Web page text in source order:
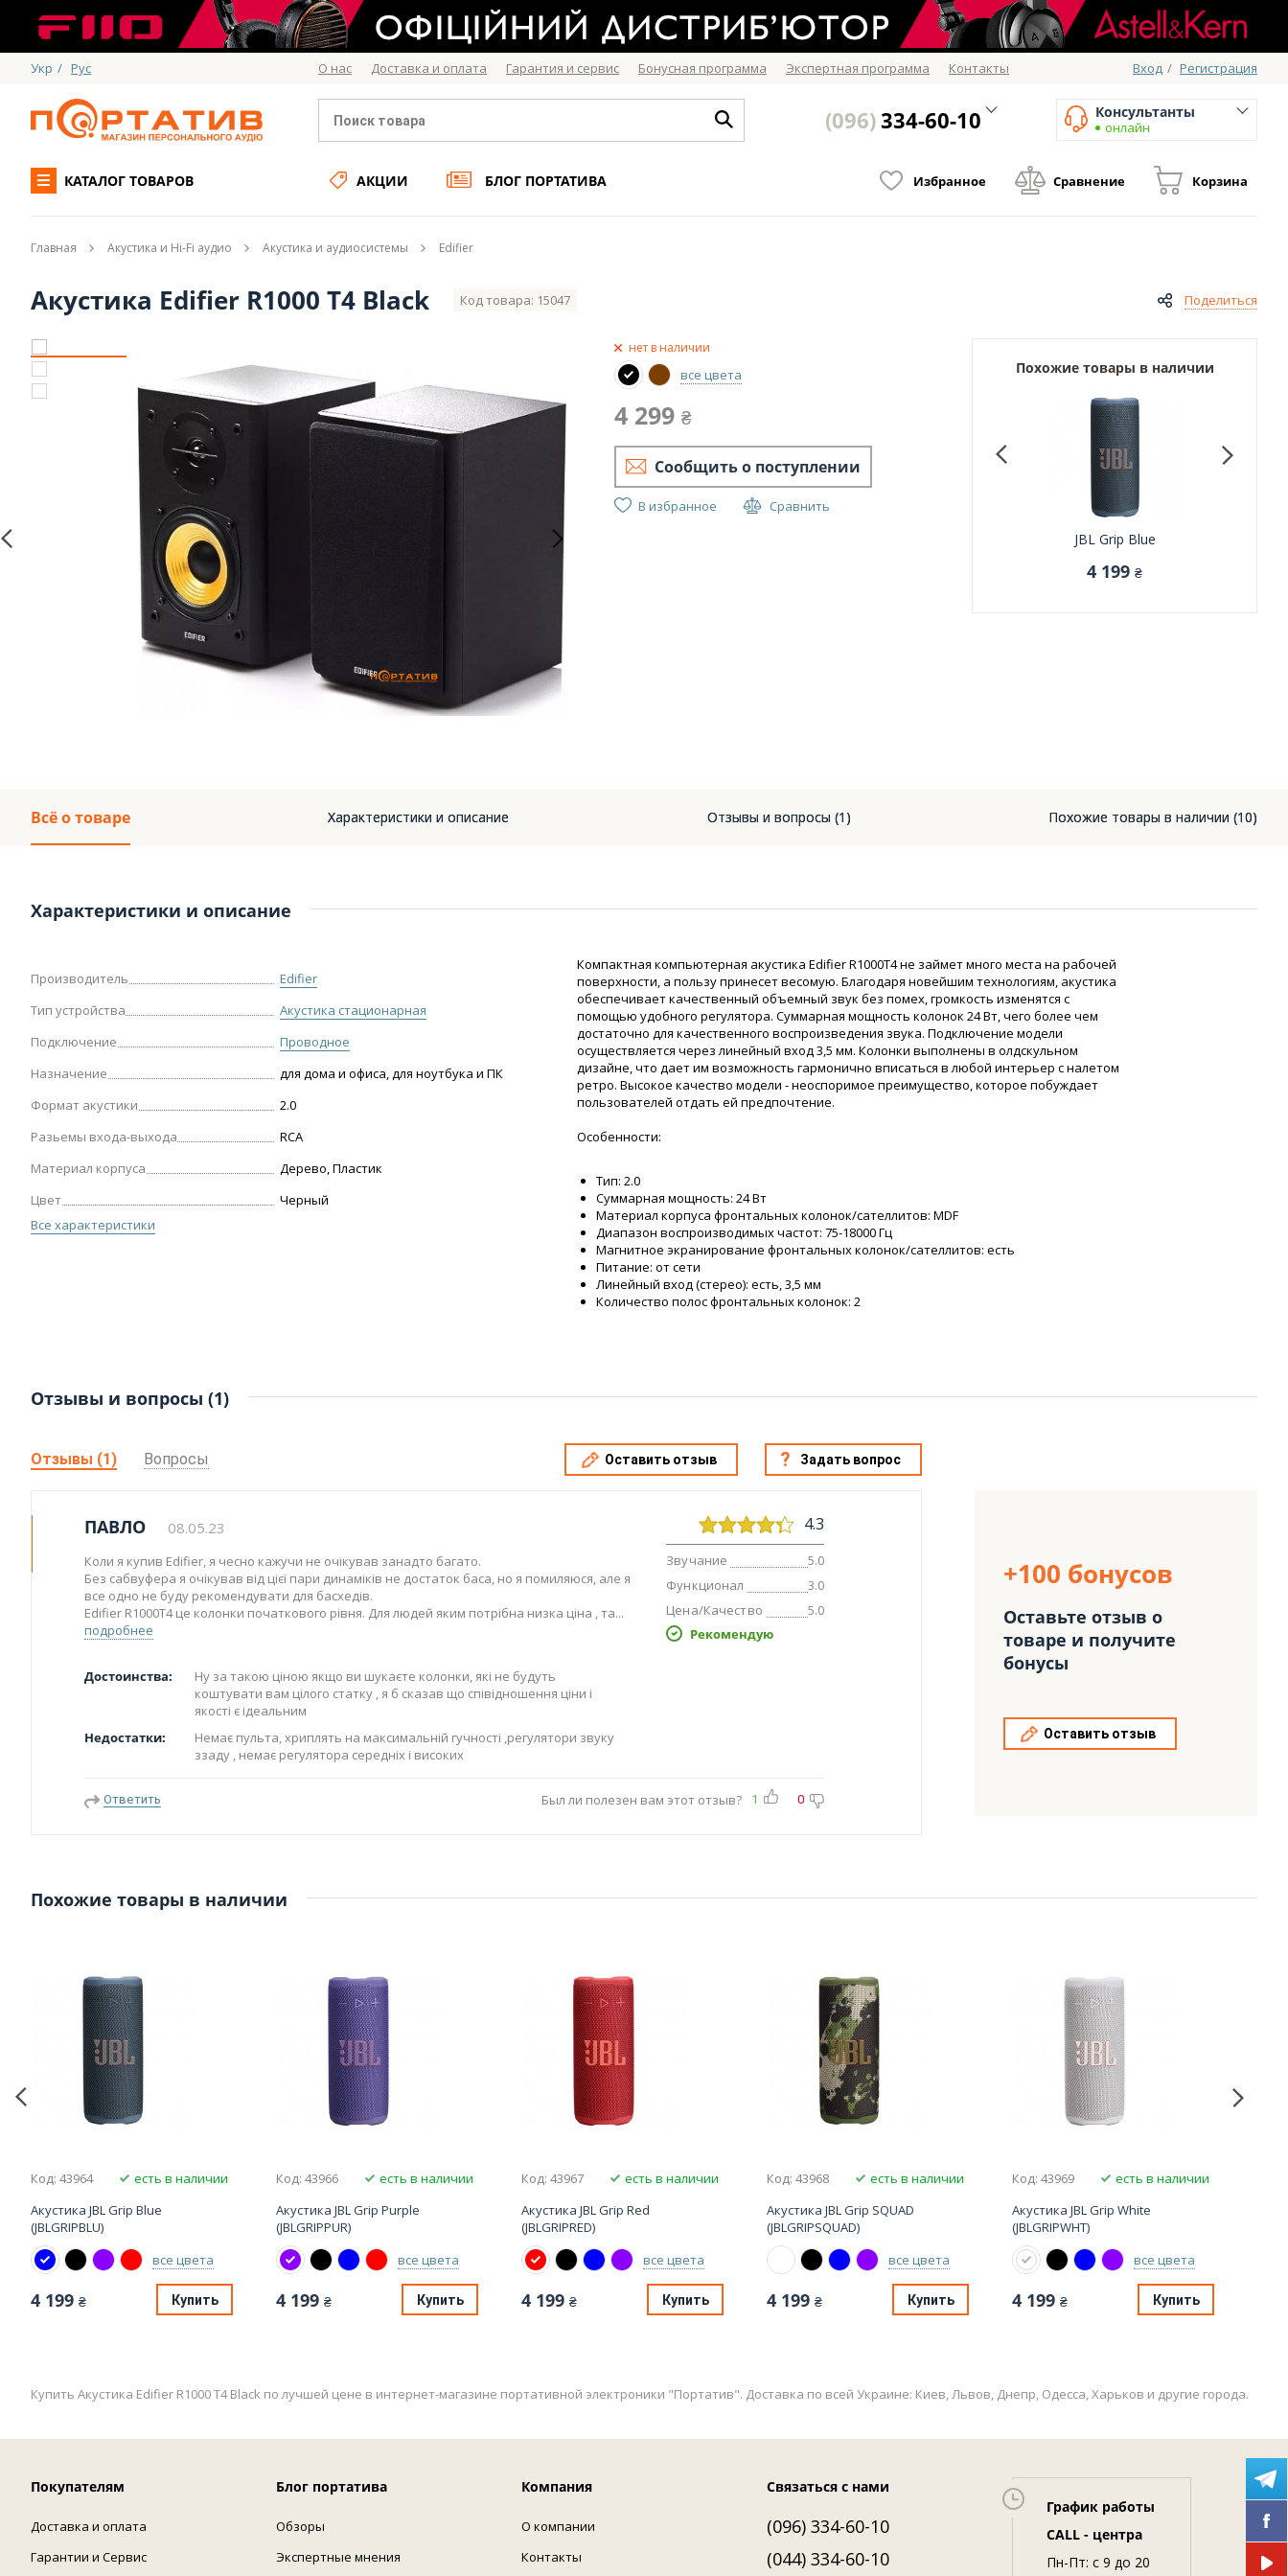
Укр / Рус О нас Доставка и оплата Гарантия и сервис Бонусная программа Экспертная программа Контакты Вход / Регистрация
(096)334-60-10 Консультанты
онлайн
КАТАЛОГ ТОВАРОВ АКЦИИ БЛОГ ПОРТАТИВА Избранное Сравнение Корзина
Главная Акустика и Hi-Fi аудио Акустика и аудиосистемы Edifier
Акустика Edifier R1000 T4 Black Код товара: 15047 Поделиться
нет в наличии
все цвета
4 299 ₴
Сообщить о поступлении
В избранное Сравнить
Похожие товары в наличии
JBL Grip Blue
4 199 ₴
Всё о товаре Характеристики и описание Отзывы и вопросы (1) Похожие товары в наличии (10)
Характеристики и описание
Производитель
Edifier
Тип устройства
Акустика стационарная
Подключение
Проводное
Назначение
для дома и офиса, для ноутбука и ПК
Формат акустики
2.0
Разьемы входа-выхода
RCA
Материал корпуса
Дерево, Пластик
Цвет
Черный
Все характеристики
Компактная компьютерная акустика Edifier R1000T4 не займет много места на рабочей
поверхности, а пользу принесет весомую. Благодаря новейшим технологиям, акустика
обеспечивает качественный объемный звук без помех, громкость изменятся с
помощью удобного регулятора. Суммарная мощность колонок 24 Вт, чего более чем
достаточно для качественного воспроизведения звука. Подключение модели
осуществляется через линейный вход 3,5 мм. Колонки выполнены в олдскульном
дизайне, что дает им возможность гармонично вписаться в любой интерьер с налетом
ретро. Высокое качество модели - неоспоримое преимущество, которое побуждает
пользователей отдать ей предпочтение.
Особенности:
Тип: 2.0
Суммарная мощность: 24 Вт
Материал корпуса фронтальных колонок/сателлитов: MDF
Диапазон воспроизводимых частот: 75-18000 Гц
Магнитное экранирование фронтальных колонок/сателлитов: есть
Питание: от сети
Линейный вход (стерео): есть, 3,5 мм
Количество полос фронтальных колонок: 2
Отзывы и вопросы (1)
Отзывы (1) Вопросы Оставить отзыв Задать вопрос
ПАВЛО 08.05.23
Коли я купив Edifier, я чесно кажучи не очікував занадто багато.
Без сабвуфера я очікував від цієї пари динаміків не достаток баса, но я помиляюся, але я
все одно не буду рекомендувати для басхедів.
Edifier R1000T4 це колонки початкового рівня. Для людей яким потрібна низка ціна , та
подробнее
Достоинства:
Ну за такою ціною якщо ви шукаєте колонки, які не будуть
коштувати вам цілого статку , я б сказав що співідношення ціни і
якості є ідеальним
Недостатки:
Немає пульта, хриплять на максимальній гучності ,регулятори звуку
ззаду , немає регулятора середніх і високих
4.3
Звучание 5.0
Функционал 3.0
Цена/Качество 5.0
Рекомендую
Ответить Был ли полезен вам этот отзыв? 1 0
+100 бонусов
Оставьте отзыв о
товаре и получите
бонусы
Оставить отзыв
Похожие товары в наличии
Код: 43964
есть в наличии
Акустика JBL Grip Blue
(JBLGRIPBLU)
все цвета
4 199 ₴ Купить
Код: 43966
есть в наличии
Акустика JBL Grip Purple
(JBLGRIPPUR)
все цвета
4 199 ₴ Купить
Код: 43967
есть в наличии
Акустика JBL Grip Red
(JBLGRIPRED)
все цвета
4 199 ₴ Купить
Код: 43968
есть в наличии
Акустика JBL Grip SQUAD
(JBLGRIPSQUAD)
все цвета
4 199 ₴ Купить
Код: 43969
есть в наличии
Акустика JBL Grip White
(JBLGRIPWHT)
все цвета
4 199 ₴ Купить
Купить Акустика Edifier R1000 T4 Black по лучшей цене в интернет-магазине портативной электроники "Портатив". Доставка по всей Украине: Киев, Львов, Днепр, Одесса, Харьков и другие города.
Покупателям
Доставка и оплата
Гарантии и Сервис
Блог портатива
Обзоры
Экспертные мнения
Компания
О компании
Контакты
Связаться с нами
(096) 334-60-10
(044) 334-60-10
График работы
CALL - центра
Пн-Пт: c 9 до 20